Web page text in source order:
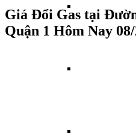
Giá Đổi Gas tại
Quận 1 Hôm Nay